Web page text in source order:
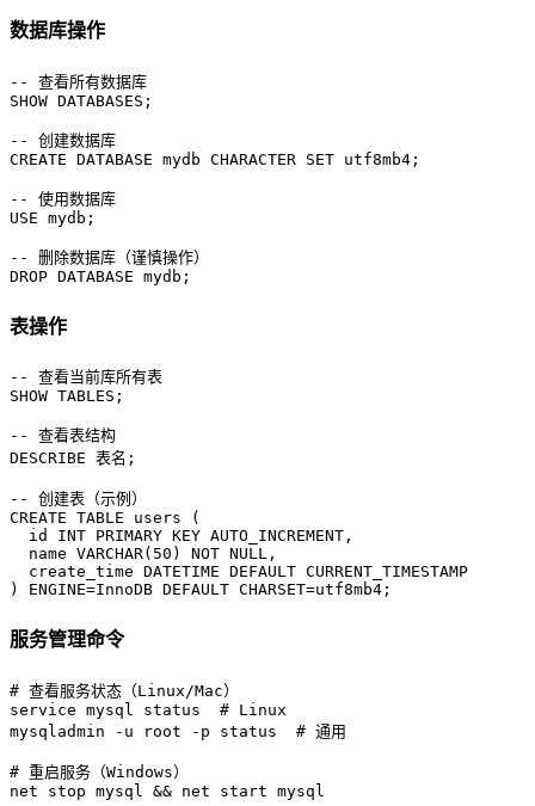
数据库操作
-- 查看所有数据库
SHOW DATABASES;
-- 创建数据库
CREATE DATABASE mydb CHARACTER SET utf8mb4;
-- 使用数据库
USE mydb;
-- 删除数据库（谨慎操作）
DROP DATABASE mydb;
表操作
-- 查看当前库所有表
SHOW TABLES;
-- 查看表结构
DESCRIBE 表名;
-- 创建表（示例）
CREATE TABLE users (
  id
INT PRIMARY KEY AUTO_INCREMENT,
  name
VARCHAR( 50 ) NOT NULL ,
  create_time DATETIME
DEFAULT CURRENT_TIMESTAMP
) ENGINE=InnoDB DEFAULT CHARSET=utf8mb4;
服务管理命令
# 查看服务状态（Linux/Mac）
service mysql status  # Linux
# 重启服务（Windows）
net stop mysql && net start mysql